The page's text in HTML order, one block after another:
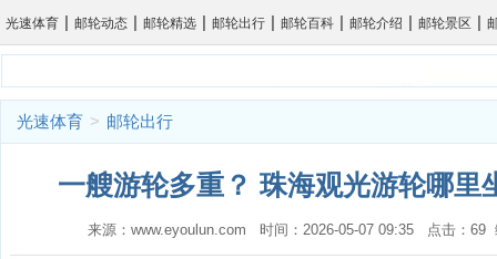
光速体育 | 邮轮动态 | 邮轮精选 | 邮轮出行 | 邮轮百科 | 邮轮介绍 | 邮轮景区 |
光速体育 > 邮轮出行
一艘游轮多重？ 珠海观光游轮哪里
来源：www.eyoulun.com 时间：2026-05-07 09:35 点击：